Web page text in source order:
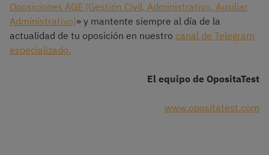
Oposiciones AGE (Gestión Civil, Administrativo, Auxiliar
Administrativo)» y mantente siempre al día de la
actualidad de tu oposición en nuestro canal de Telegram
especializado.
El equipo de OpositaTest
www.opositatest.com